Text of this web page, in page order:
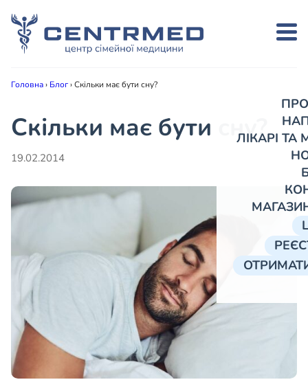
ЛІКАРІ
Головна› Блог›Скільки має бути сну?
Скільки має бути сну?
19.02.2014